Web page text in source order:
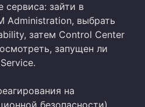
сервиса: зайти в
Administration, выбрать
затем Control Center
запущен ли
на